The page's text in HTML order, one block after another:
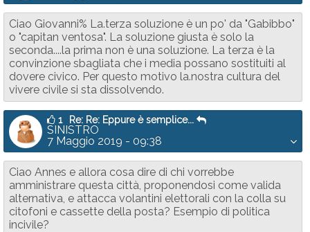
Ciao Giovanni% La.terza soluzione è un po' da "Gabibbo"
o "capitan ventosa". La soluzione giusta è solo la
seconda....la prima non è una soluzione. La terza è la
convinzione sbagliata che i media possano sostituiti al
dovere civico. Per questo motivo la.nostra cultura del
vivere civile si sta dissolvendo.
1 Re: Re: Eppure è semplice...
SINISTRO
7 Maggio 2019 - 09:38
Ciao Annes e allora cosa dire di chi vorrebbe
amministrare questa città, proponendosi come valida
alternativa, e attacca volantini elettorali con la colla su
citofoni e cassette della posta? Esempio di politica
incivile?